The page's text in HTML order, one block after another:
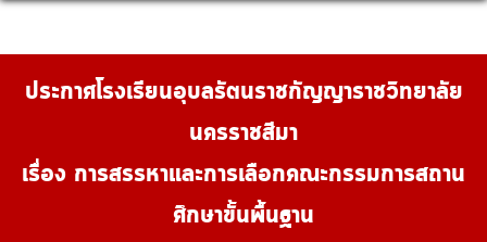
Skip
content
ประกาศโรงเรียนอุบลรัตนราชกัญญาราชวิทยาลัย
นครราชสีมา
เรื่อง การสรรหาและการเลือกคณะกรรมการสถาน
ศึกษาขั้นพื้นฐาน